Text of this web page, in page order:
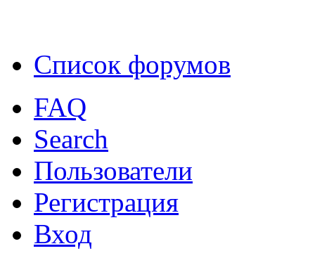
Список форумов
FAQ
Search
Пользователи
Регистрация
Вход